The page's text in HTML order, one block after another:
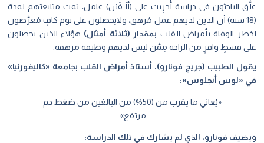
علَّق الباحثون في دراسة أُجرِيت على (ألْـفَيْن) عامل، تمت متابعتهم لمدة
(18 سنة) أن الذين لديهم عمل مُرهِق، ولايحصلون على نوم كافٍ مُعرَّضون
لخطر الوفاة بأمراض القلب بمقدار (ثلاثة أمثال) هؤلاء الذين يحصلون
على قسطٍ وافرٍ من الراحة مِمَّن ليس لديهم وظيفة مرهقة.
يقول الطبيب (جريج فونارو)، أستاذ أمراض القلب بجامعة «كاليفورنيا»
في «لوس أنجلوس»:
«يُعاني ما يقرب من (50%) من البالغين من ضغط دم
مرتفع».
ويضيف فونارو، الذي لم يشارك في تلك الدراسة: